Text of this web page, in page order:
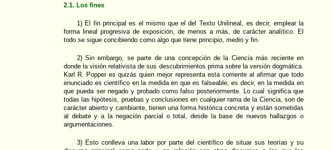
2.1. Los fines
1) El fin principal es el mismo que el del Texto Unilineal, es decir, emplear la
forma lineal progresiva de exposición, de menos a más, de carácter analítico. El
todo se sigue concibiendo como algo que tiene principio, medio y fin.
2) Sin embargo, se parte de una concepción de la Ciencia más reciente en
donde la visión relativista de sus descubrimientos prima sobre la versión dogmática.
Karl R. Popper es quizás quien mejor representa esta corriente al afirmar que todo
enunciado es científico en la medida en que es falseable, es decir, en la medida en
que pueda ser negado y probado como falso posteriormente. Lo cual significa que
todas las hipótesis, pruebas y conclusiones en cualquier rama de la Ciencia, son de
carácter abierto y cambiante, tienen una forma histórica concreta y están sometidas
al debate y a la negación parcial o total, desde la base de nuevos hallazgos o
argumentaciones.
3) Esto conlleva una labor por parte del científico de situar sus teorías y su